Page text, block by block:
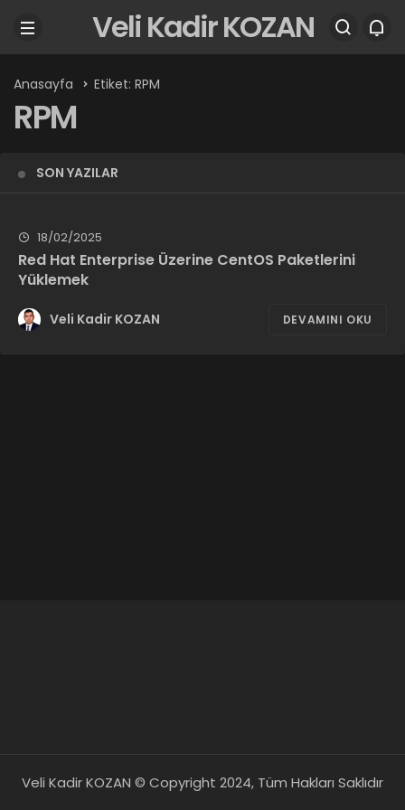
Veli Kadir KOZAN
Anasayfa Etiket: RPM
RPM
SON YAZILAR
18/02/2025
Red Hat Enterprise Üzerine CentOS Paketlerini
Yüklemek
Veli Kadir KOZAN DEVAMINI OKU
Veli Kadir KOZAN © Copyright 2024, Tüm Hakları Saklıdır